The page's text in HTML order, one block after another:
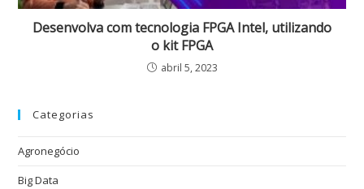
Desenvolva com tecnologia FPGA Intel, utilizando
o kit FPGA
abril 5, 2023
Categorias
Agronegócio
Big Data